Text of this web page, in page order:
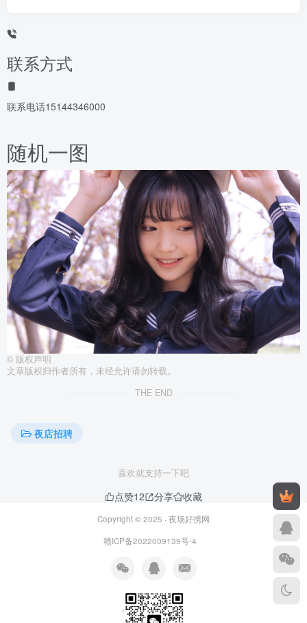
联系方式
联系电话15144346000
随机一图
© 版权声明
文章版权归作者所有，未经允许请勿转载。
THE END
夜店招聘
喜欢就支持一下吧
点赞12 分享 收藏
Copyright © 2025 · 夜场好携网
赣ICP备2022009139号-4